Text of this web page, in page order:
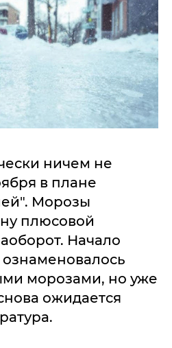
ничем не
в плане
Морозы
плюсовой
Начало
морозами, но уже
ожидается